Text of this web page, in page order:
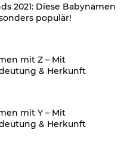
2021: Diese Babynamen
populär!
mit Z – Mit
& Herkunft
mit Y – Mit
& Herkunft